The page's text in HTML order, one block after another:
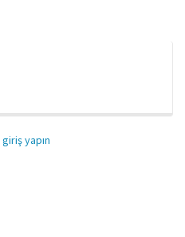
giriş yapın